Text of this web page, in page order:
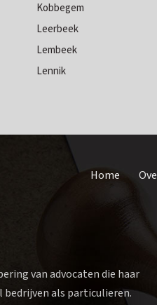
Kobbegem
Leerbeek
Lembeek
Lennik
Home
van advocaten die haar
bedrijven als particulieren.